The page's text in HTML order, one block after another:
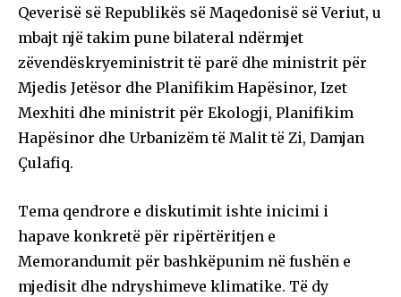
Qeverisë së Republikës së Maqedonisë së Veriut, u
mbajt një takim pune bilateral ndërmjet
zëvendëskryeministrit të parë dhe ministrit për
Mjedis Jetësor dhe Planifikim Hapësinor, Izet
Mexhiti dhe ministrit për Ekologji, Planifikim
Hapësinor dhe Urbanizëm të Malit të Zi, Damjan
Çulafiq.
Tema qendrore e diskutimit ishte inicimi i
hapave konkretë për ripërtëritjen e
Memorandumit për bashkëpunim në fushën e
mjedisit dhe ndryshimeve klimatike. Të dy